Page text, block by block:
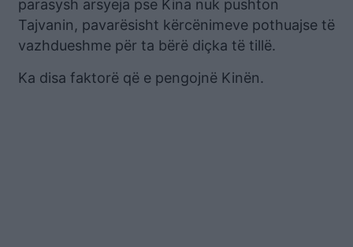
parasysh arsyeja pse Kina nuk pushton
Tajvanin, pavarësisht kërcënimeve pothuajse të
vazhdueshme për ta bërë diçka të tillë.
Ka disa faktorë që e pengojnë Kinën.